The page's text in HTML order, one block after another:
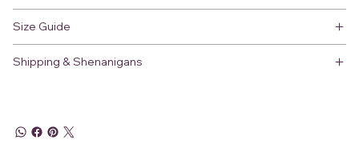
Size Guide
Shipping & Shenanigans